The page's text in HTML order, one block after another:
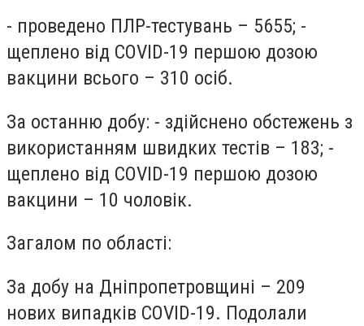
- проведено ПЛР-тестувань – 5655; -
щеплено від COVID-19 першою дозою
вакцини всього – 310 осіб.
За останню добу: - здійснено обстежень з
використанням швидких тестів – 183; -
щеплено від COVID-19 першою дозою
вакцини – 10 чоловік.
Загалом по області:
За добу на Дніпропетровщині – 209
нових випадків COVID-19. Подолали